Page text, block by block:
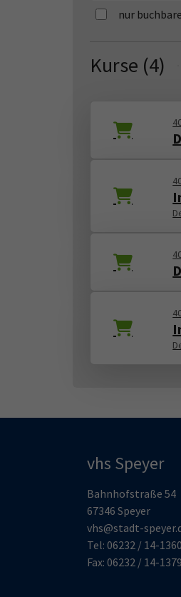
nur buchbare
Kurse (4)
vhs Speyer
Bahnhofstraße 54
67346 Speyer
vhs@stadt-
Tel: 06232 / 14-1360
Fax: 06232 / 14-1379